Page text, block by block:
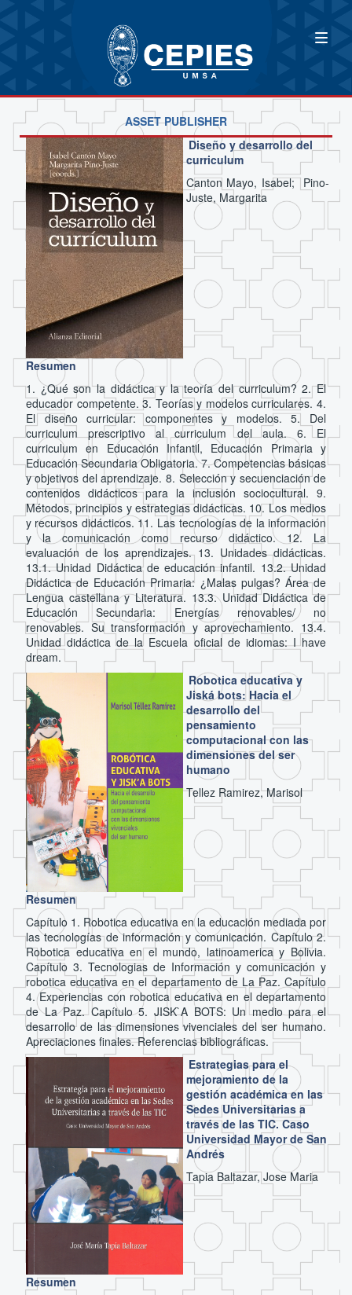
ASSET PUBLISHER
Diseño y desarrollo del
curriculum
Canton Mayo, Isabel; Pino-
Juste, Margarita
Resumen
1. ¿Qué son la didáctica y la teoría del curriculum? 2. El
educador competente. 3. Teorías y modelos curriculares. 4.
El diseño curricular: componentes y modelos. 5. Del
curriculum prescriptivo al curriculum del aula. 6. El
curriculum en Educación Infantil, Educación Primaria y
Educación Secundaria Obligatoria. 7. Competencias básicas
y objetivos del aprendizaje. 8. Selección y secuenciación de
contenidos didácticos para la inclusión sociocultural. 9.
Métodos, principios y estrategias didácticas. 10. Los medios
y recursos didácticos. 11. Las tecnologías de la información
y la comunicación como recurso didáctico. 12. La
evaluación de los aprendizajes. 13. Unidades didácticas.
13.1. Unidad Didáctica de educación infantil. 13.2. Unidad
Didáctica de Educación Primaria: ¿Malas pulgas? Área de
Lengua castellana y Literatura. 13.3. Unidad Didáctica de
Educación Secundaria: Energías renovables/ no
renovables. Su transformación y aprovechamiento. 13.4.
Unidad didáctica de la Escuela oficial de idiomas: I have
dream.
Robotica educativa y
Jiská bots: Hacia el
desarrollo del
pensamiento
computacional con las
dimensiones del ser
humano
Tellez Ramirez, Marisol
Resumen
Capítulo 1. Robotica educativa en la educación mediada por
las tecnologías de información y comunicación. Capítulo 2.
Robotica educativa en el mundo, latinoamerica y Bolivia.
Capítulo 3. Tecnologias de Información y comunicación y
robotica educativa en el departamento de La Paz. Capítulo
4. Experiencias con robotica educativa en el departamento
de La Paz. Capítulo 5. JISK`A BOTS: Un medio para el
desarrollo de las dimensiones vivenciales del ser humano.
Apreciaciones finales. Referencias bibliográficas.
Estrategias para el
mejoramiento de la
gestión académica en las
Sedes Universitarias a
través de las TIC. Caso
Universidad Mayor de San
Andrés
Tapia Baltazar, Jose Maria
Resumen